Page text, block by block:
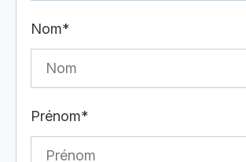
Nom*
Prénom*